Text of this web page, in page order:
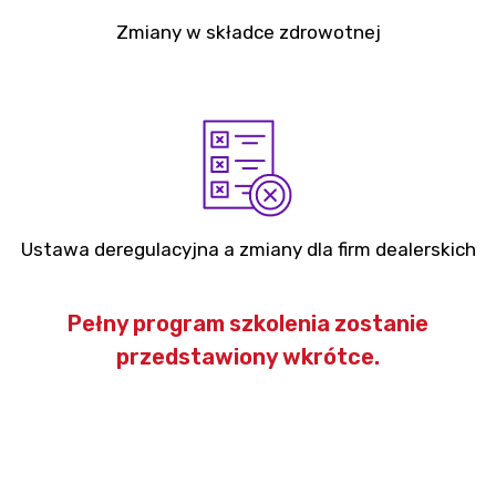
Zmiany w składce zdrowotnej
Ustawa deregulacyjna a zmiany dla firm dealerskich
Pełny program szkolenia zostanie
przedstawiony wkrótce.